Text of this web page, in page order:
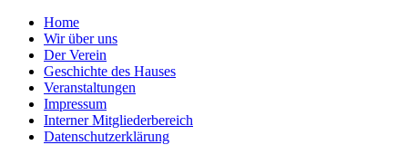
Home
Wir über uns
Der Verein
Geschichte des Hauses
Veranstaltungen
Impressum
Interner Mitgliederbereich
Datenschutzerklärung